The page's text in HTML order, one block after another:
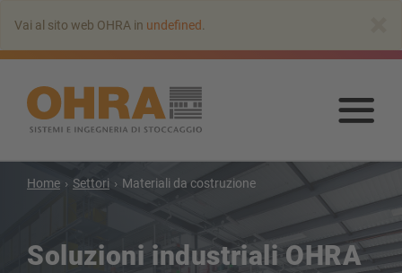
all’indice
principale
Vai al sito web OHRA in undefined
Vai
Home Settori Materiali da costruzione
Soluzioni industriali OHRA